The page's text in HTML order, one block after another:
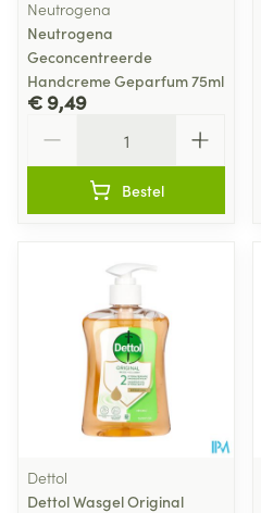
Neutrogena
Neutrogena
Geconcentreerde
Handcreme Geparfum 75ml
€ 9,49
Bestel
Dettol
Dettol Wasgel Original